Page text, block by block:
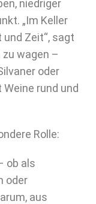
niedriger
„Im Keller
Zeit“, sagt
wagen –
oder
rund und
Rolle:
ob als
oder
aus